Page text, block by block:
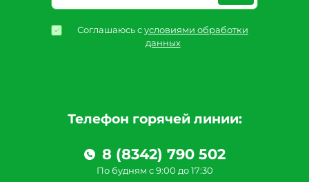
Телефон горячей линии:
8 (8342) 790 502
По будням с 9:00 до 17:30
Соглашаюсь сусловиями обработки
данных